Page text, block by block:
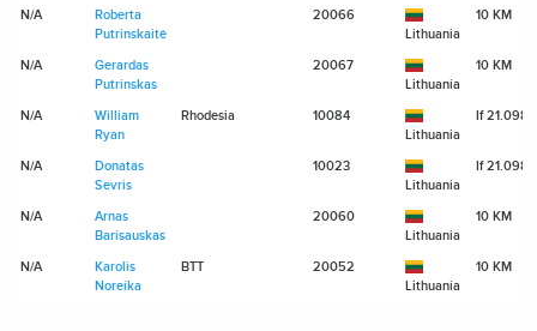
N/A
Roberta
Putrinskaitė
20066
Lithuania
10 KM
N/A
Gerardas
Putrinskas
20067
Lithuania
10 KM
N/A
William
Ryan
Rhodesia
10084
Lithuania
If 21.098
N/A
Donatas
Sevris
10023
Lithuania
If 21.098
N/A
Arnas
Barisauskas
20060
Lithuania
10 KM
N/A
Karolis
Noreika
BTT
20052
Lithuania
10 KM